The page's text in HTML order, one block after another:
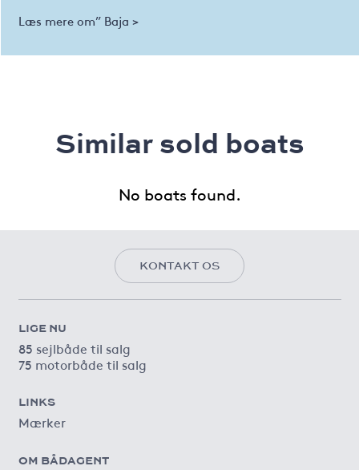
Læs mere om” Baja >
Similar sold boats
No boats found.
KONTAKT OS
LIGE NU
85 sejlbåde til salg
75 motorbåde til salg
LINKS
Mærker
OM BÅDAGENT